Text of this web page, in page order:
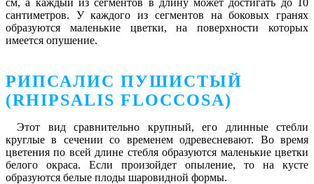
сантиметров. У каждого из сегментов на боковых гранях
образуются маленькие цветки, на поверхности которых
имеется опушение.
РИПСАЛИС ПУШИСТЫЙ
(RHIPSALIS FLOCCOSA)
Этот вид сравнительно крупный, его длинные стебли
круглые в сечении со временем одревесневают. Во время
цветения по всей длине стебля образуются маленькие цветки
белого окраса. Если произойдет опыление, то на кусте
образуются белые плоды шаровидной формы.